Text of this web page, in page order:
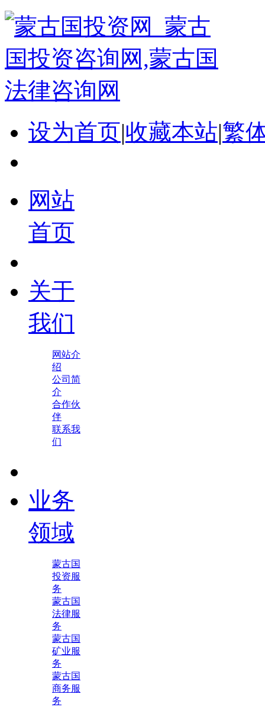
设为首页|收藏本站|繁
网站
首页
关于
我们
网站介
绍
公司简
介
合作伙
伴
联系我
们
业务
领域
蒙古国
投资服
务
蒙古国
法律服
务
蒙古国
矿业服
务
蒙古国
商务服
务